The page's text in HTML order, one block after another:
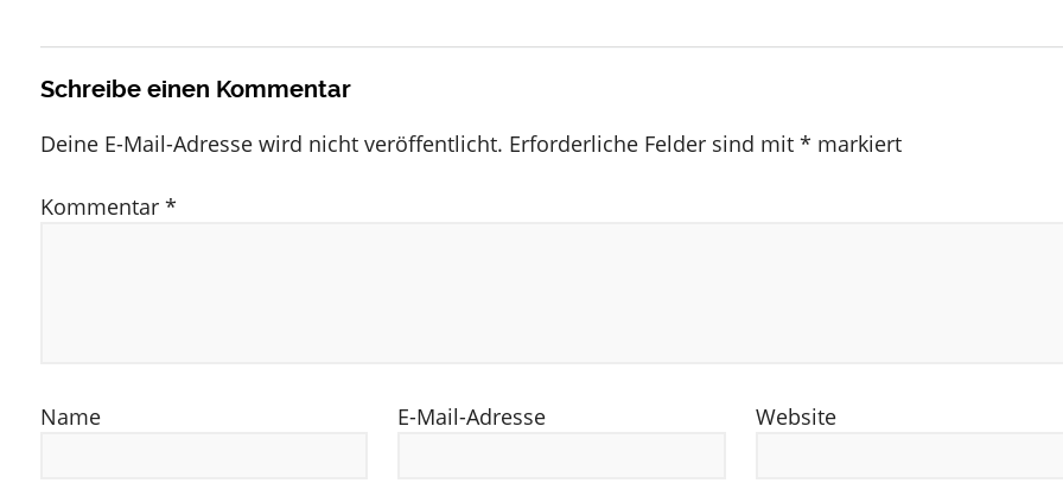
Schreibe einen Kommentar
Deine E-Mail-Adresse wird nicht veröffentlicht. Erforderliche Felder sind mit * markiert
Kommentar *
Name E-Mail-Adresse Website